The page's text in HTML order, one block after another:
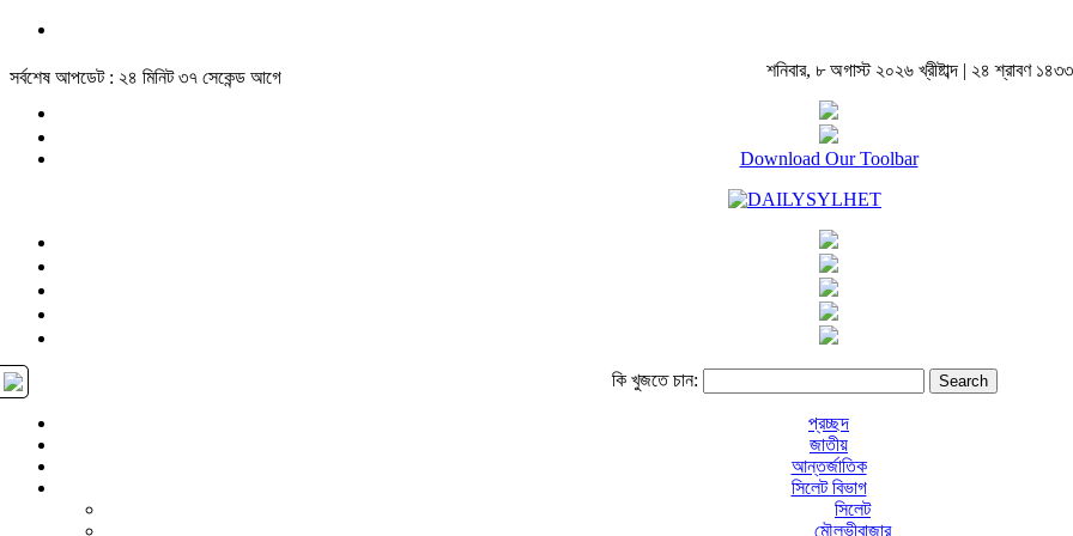
সর্বশেষ আপডেট : ২৪ মিনিট ৩৭ সেকেন্ড আগে শনিবার, ৮ অগাস্ট ২০২৬ খ্রীষ্টাব্দ | ২৪ শ্রাবণ ১৪৩৩
Download Our Toolbar
কি খুজতে চান:
প্রচ্ছদ
জাতীয়
আন্তর্জাতিক
সিলেট বিভাগ
সিলেট
মৌলভীবাজার